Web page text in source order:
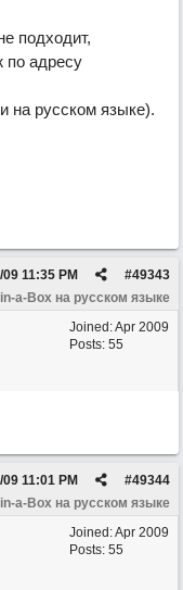
подходит,
по адресу
на русском языке).
#49343
09 11:35 PM
a-Box на русском языке
Joined:Apr 2009
Posts: 55
#49344
09 11:01 PM
a-Box на русском языке
Joined:Apr 2009
Posts: 55